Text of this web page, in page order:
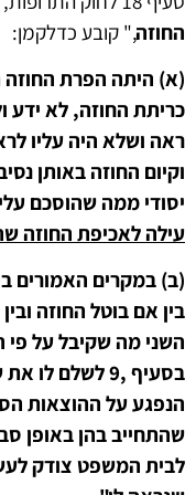
החוזה," קובע כדלקמן:
(א) היתה הפרת
כריתת החוזה, לא ידע
ראה ושלא היה עליו
וקיום החוזה באותן
יסודי ממה שהוסכם
עילה לאכיפת החוזה
(ב) במקרים האמורים
בין אם בוטל החוזה
השני מה שקיבל על פי
בסעיף ,9 לשלם
הנפגע על ההוצאות
שהתחייב בהן באופן
לבית המשפט צודק